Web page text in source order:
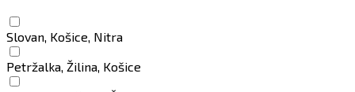
Slovan, Košice, Nitra
Petržalka, Žilina, Košice